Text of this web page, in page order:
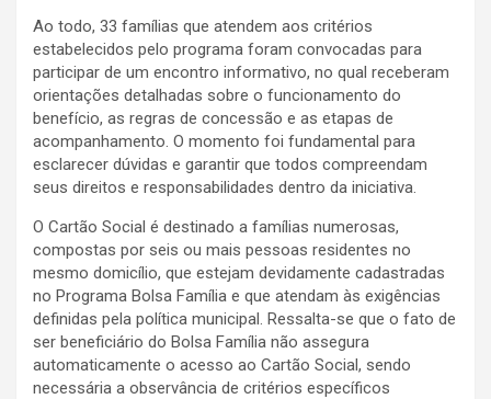
Ao todo, 33 famílias que atendem aos critérios
estabelecidos pelo programa foram convocadas para
participar de um encontro informativo, no qual receberam
orientações detalhadas sobre o funcionamento do
benefício, as regras de concessão e as etapas de
acompanhamento. O momento foi fundamental para
esclarecer dúvidas e garantir que todos compreendam
seus direitos e responsabilidades dentro da iniciativa.
O Cartão Social é destinado a famílias numerosas,
compostas por seis ou mais pessoas residentes no
mesmo domicílio, que estejam devidamente cadastradas
no Programa Bolsa Família e que atendam às exigências
definidas pela política municipal. Ressalta-se que o fato de
ser beneficiário do Bolsa Família não assegura
automaticamente o acesso ao Cartão Social, sendo
necessária a observância de critérios específicos